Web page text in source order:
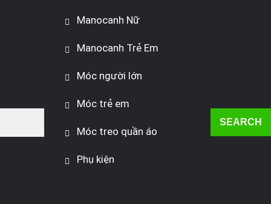
SEARCH
Manocanh Nữ
Manocanh Trẻ Em
Móc người lớn
Móc trẻ em
Móc treo quần áo
Phụ kiện